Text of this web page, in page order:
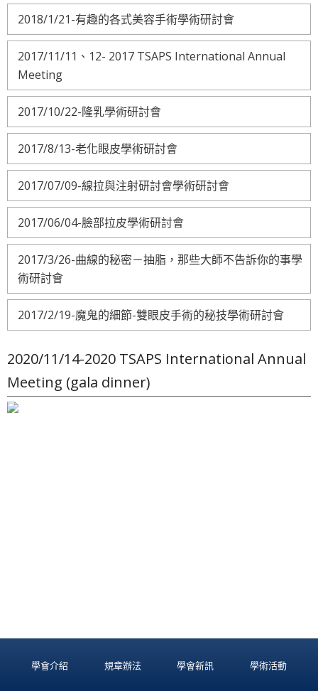
2018/1/21-有趣的各式美容手術學術研討會
2017/11/11、12- 2017 TSAPS International Annual
Meeting
2017/10/22-隆乳學術研討會
2017/8/13-老化眼皮學術研討會
2017/07/09-線拉與注射研討會學術研討會
2017/06/04-臉部拉皮學術研討會
2017/3/26-曲線的秘密－抽脂，那些大師不告訴你的事學
術研討會
2017/2/19-魔鬼的細節-雙眼皮手術的秘技學術研討會
2020/11/14-2020 TSAPS International Annual
Meeting (gala dinner)
學會介紹 規章辦法 學會新訊 學術活動